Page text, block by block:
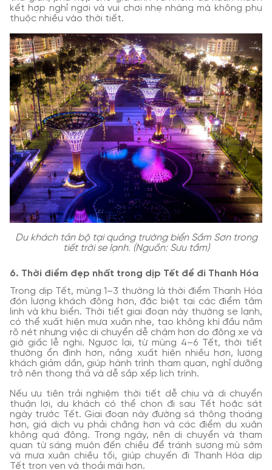
kết hợp nghỉ ngơi và vui chơi nhẹ nhàng mà không phụ
thuộc nhiều vào thời tiết.
Du khách tản bộ tại quảng trường biển Sầm Sơn trong
tiết trời se lạnh. (Nguồn: Sưu tầm)
6. Thời điểm đẹp nhất trong dịp Tết để đi Thanh Hóa
Trong dịp Tết, mùng 1–3 thường là thời điểm Thanh Hóa
đón lượng khách đông hơn, đặc biệt tại các điểm tâm
linh và khu biển. Thời tiết giai đoạn này thường se lạnh,
có thể xuất hiện mưa xuân nhẹ, tạo không khí đầu năm
rõ nét nhưng việc di chuyển dễ chậm hơn do đông xe và
giờ giấc lễ nghi. Ngược lại, từ mùng 4–6 Tết, thời tiết
thường ổn định hơn, nắng xuất hiện nhiều hơn, lượng
khách giảm dần, giúp hành trình tham quan, nghỉ dưỡng
trở nên thong thả và dễ sắp xếp lịch trình.
Nếu ưu tiên trải nghiệm thời tiết dễ chịu và di chuyển
thuận lợi, du khách có thể chọn đi sau Tết hoặc sát
ngày trước Tết. Giai đoạn này đường sá thông thoáng
hơn, giá dịch vụ phải chăng hơn và các điểm du xuân
không quá đông. Trong ngày, nên di chuyển và tham
quan từ sáng muộn đến chiều để tránh sương mù sớm
và mưa xuân chiều tối, giúp chuyến đi Thanh Hóa dịp
Tết trọn vẹn và thoải mái hơn.